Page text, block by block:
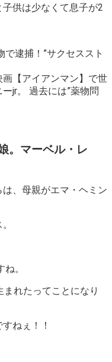
供は少なくて息子が2
で逮捕！”サクセススト
【アイアンマン】で世
jr。 過去には”薬物問
。マーベル・レ
、母親がエマ・ヘミン
。
れたってことになり
ねぇ！！